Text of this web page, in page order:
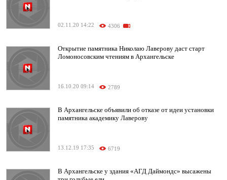
02.11.20 14:22 4306
Открытие памятника Николаю Лаверову даст старт
Ломоносовским чтениям в Архангельске
16.10.20 09:14 2789
В Архангельске объявили об отказе от идеи установки
памятника академику Лаверову
13.12.19 17:35 6719
В Архангельске у здания «АГД Даймондс» высажены